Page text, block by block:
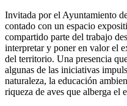
Invitada por el Ayuntamiento
contado con un espacio
compartido parte del trabajo
interpretar y poner en valor el
del territorio. Una presencia
algunas de las iniciativas
naturaleza, la educación
riqueza de aves que alberga el